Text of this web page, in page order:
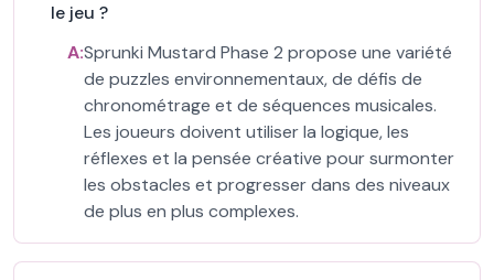
le jeu ?
A:Sprunki Mustard Phase 2 propose une variété
de puzzles environnementaux, de défis de
chronométrage et de séquences musicales.
Les joueurs doivent utiliser la logique, les
réflexes et la pensée créative pour surmonter
les obstacles et progresser dans des niveaux
de plus en plus complexes.